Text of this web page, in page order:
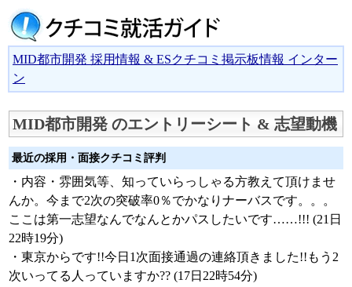
MID都市開発 採用情報 & ESクチコミ掲示板情報 インター
ン
MID都市開発 のエントリーシート & 志望動機
最近の採用・面接クチコミ評判
・内容・雰囲気等、知っていらっしゃる方教えて頂けませ
んか。今まで2次の突破率0％でかなりナーバスです。。。
ここは第一志望なんでなんとかパスしたいです……!!! (21日
22時19分)
・東京からです!!今日1次面接通過の連絡頂きました!!もう2
次いってる人っていますか?? (17日22時54分)